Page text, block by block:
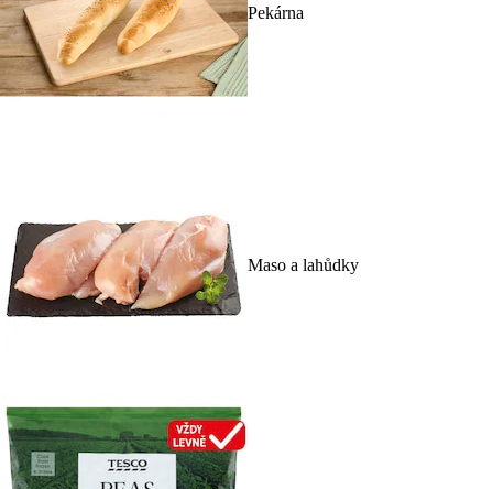
Pekárna
Maso a lahůdky